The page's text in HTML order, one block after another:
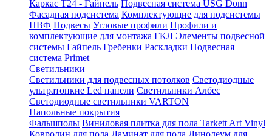
Каркас Т24 - Гайпель Подвесная система USG Donn
Фасадная подсистема Комплектующие для подсистемы
НВФ Подвесы Угловые профили Профили и
комплектующие для монтажа ГКЛ Элементы подвесной
системы Гайпель Гребенки Раскладки Подвесная
система Primet
Светильники
Светильники для подвесных потолков Светодиодные
ультратонкие Led панели Светильники Албес
Светодиодные светильники VARTON
Напольные покрытия
Фальшполы Виниловая плитка для пола Tarkett Art Vinyl
Ковролин для пола Ламинат для пола Линолеум для